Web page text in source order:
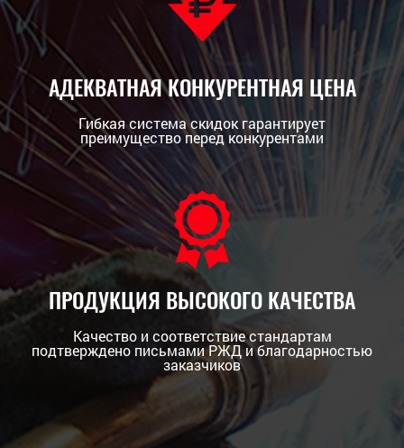
АДЕКВАТНАЯ КОНКУРЕНТНАЯ ЦЕНА
Гибкая система скидок гарантирует
преимущество перед конкурентами
ПРОДУКЦИЯ ВЫСОКОГО КАЧЕСТВА
Качество и соответствие стандартам
подтверждено письмами РЖД и благодарностью
заказчиков